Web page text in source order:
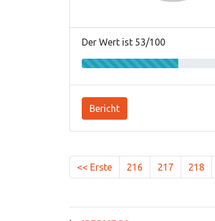
Der Wert ist 53/100
Bericht
<< Erste 216 217 218